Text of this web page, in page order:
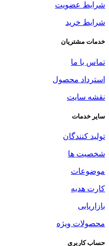
شرایط عضویت
شرایط خرید
خدمات مشتریان
تماس با ما
استرداد محصول
نقشه سایت
سایر خدمات
تولید کنندگان
شخصیت ها
موضوعات
کارت هدیه
بازاریابی
محصولات ویژه
حساب کاربری